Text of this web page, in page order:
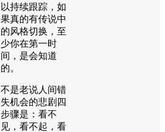
以持续跟踪，如
果真的有传说中
的风格切换，至
少你在第一时
间，是会知道
的。
不是老说人间错
失机会的悲剧四
步骤是：看不
见，看不起，看